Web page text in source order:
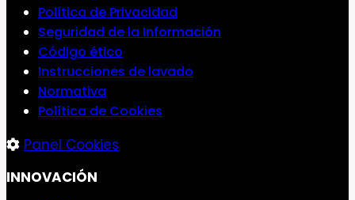
Política de Privacidad
Seguridad de la Información
Código ético
Instrucciones de lavado
Normativa
Política de Cookies
Panel Cookies
INNOVACIÓN